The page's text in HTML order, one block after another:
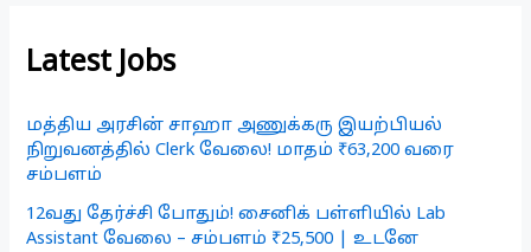
Latest Jobs
மத்திய அரசின் சாஹா அணுக்கரு இயற்பியல்
நிறுவனத்தில் Clerk வேலை! மாதம் ₹63,200 வரை
சம்பளம்
12வது தேர்ச்சி போதும்! சைனிக் பள்ளியில் Lab
Assistant வேலை – சம்பளம் ₹25,500 | உடனே